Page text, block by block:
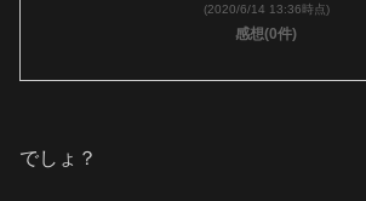
(2020/6/14 13:36時点)
感想(0件)
でしょ？